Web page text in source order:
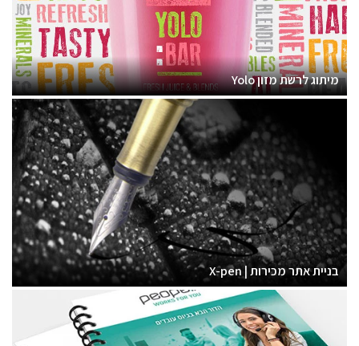
מיתוג לרשת מזון Yolo
בניית אתר מכירות | X-pen